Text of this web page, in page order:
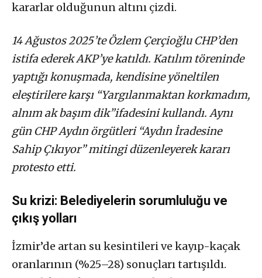
kararlar olduğunun altını çizdi.
14 Ağustos 2025’te Özlem Çerçioğlu CHP’den
istifa ederek AKP’ye katıldı. Katılım töreninde
yaptığı konuşmada, kendisine yöneltilen
eleştirilere karşı “Yargılanmaktan korkmadım,
alnım ak başım dik”ifadesini kullandı. Aynı
gün CHP Aydın örgütleri “Aydın İradesine
Sahip Çıkıyor” mitingi düzenleyerek kararı
protesto etti.
Su krizi: Belediyelerin sorumluluğu ve
çıkış yolları
İzmir’de artan su kesintileri ve kayıp-kaçak
oranlarının (%25–28) sonuçları tartışıldı.